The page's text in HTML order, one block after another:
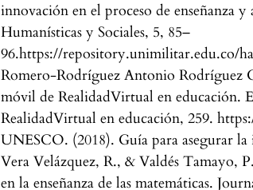
innovación en el proceso de enseñanza
Humanísticas y Sociales, 5, 85–
96.https://repository.unimilitar.edu.co/
Romero-Rodríguez Antonio Rodríguez
móvil de RealidadVirtual en educación.
RealidadVirtual en educación, 259.
UNESCO. (2018). Guía para asegurar
Vera Velázquez, R., & Valdés Tamayo,
en la enseñanza de las matemáticas.